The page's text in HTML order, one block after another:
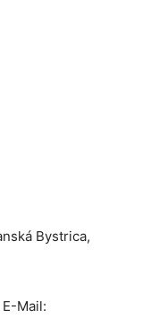
Bystrica,
Mail: